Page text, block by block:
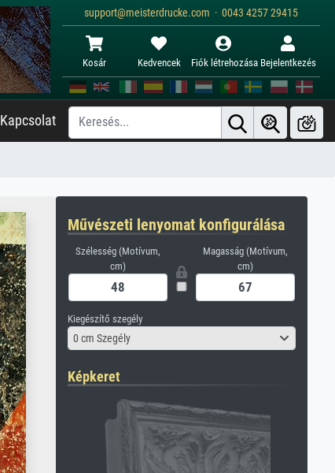
support@meisterdrucke.com · 0043 4257 29415
Kosár Kedvencek Fiók létrehozása Bejelentkezés
Kapcsolat
Művészeti lenyomat konfigurálása
Szélesség (Motívum,
cm)
Magasság (Motívum,
cm)
Kiegészítő szegély
0 cm Szegély
Képkeret